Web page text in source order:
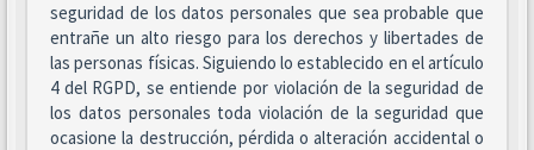
seguridad de los datos personales que sea probable que
entrañe un alto riesgo para los derechos y libertades de
las personas físicas. Siguiendo lo establecido en el artículo
4 del RGPD, se entiende por violación de la seguridad de
los datos personales toda violación de la seguridad que
ocasione la destrucción, pérdida o alteración accidental o